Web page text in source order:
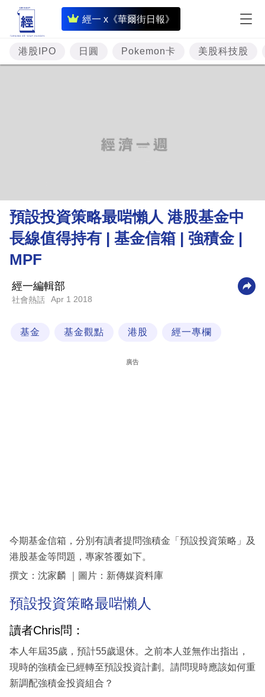
經一 x《華爾街日報》
即
時
財
經
理
財
商
技
場
港股IPO 日圓 Pokemon卡 美股科技股
預設投資策略最啱懶人 港股基金中
長線值得持有 | 基金信箱 | 強積金 |
MPF
經一編輯部
社會熱話 Apr 1 2018
基金 基金觀點 港股 經一專欄
廣告
今期基金信箱，分別有讀者提問強積金「預設投資策略」及
港股基金等問題，專家答覆如下。
撰文：沈家麟 ｜圖片：新傳媒資料庫
預設投資策略最啱懶人
讀者Chris問：
本人年屆35歲，預計55歲退休。之前本人並無作出指出，
現時的強積金已經轉至預設投資計劃。請問現時應該如何重
新調配強積金投資組合？